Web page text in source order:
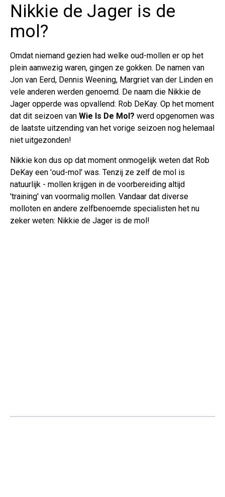
Nikkie de Jager is de
mol?
Omdat niemand gezien had welke oud-mollen er op het
plein aanwezig waren, gingen ze gokken. De namen van
Jon van Eerd, Dennis Weening, Margriet van der Linden en
vele anderen werden genoemd. De naam die Nikkie de
Jager opperde was opvallend: Rob DeKay. Op het moment
dat dit seizoen van Wie Is De Mol? werd opgenomen was
de laatste uitzending van het vorige seizoen nog helemaal
niet uitgezonden!
Nikkie kon dus op dat moment onmogelijk weten dat Rob
DeKay een 'oud-mol' was. Tenzij ze zelf de mol is
natuurlijk - mollen krijgen in de voorbereiding altijd
'training' van voormalig mollen. Vandaar dat diverse
molloten en andere zelfbenoemde specialisten het nu
zeker weten: Nikkie de Jager is de mol!